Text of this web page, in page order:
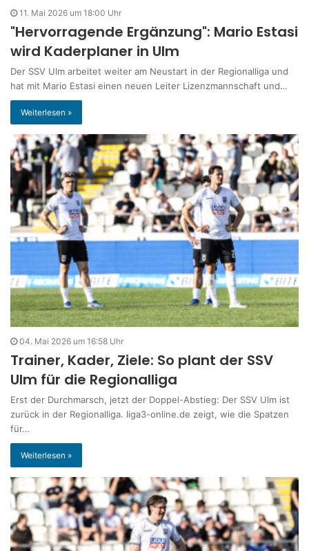
11. Mai 2026 um 18:00 Uhr
"Hervorragende Ergänzung": Mario Estasi
wird Kaderplaner in Ulm
Der SSV Ulm arbeitet weiter am Neustart in der Regionalliga und
hat mit Mario Estasi einen neuen Leiter Lizenzmannschaft und…
Weiterlesen »
04. Mai 2026 um 16:58 Uhr
Trainer, Kader, Ziele: So plant der SSV
Ulm für die Regionalliga
Erst der Durchmarsch, jetzt der Doppel-Abstieg: Der SSV Ulm ist
zurück in der Regionalliga. liga3-online.de zeigt, wie die Spatzen
für…
Weiterlesen »